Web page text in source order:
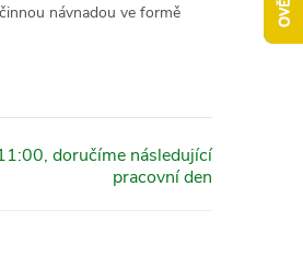
návnadou ve formě